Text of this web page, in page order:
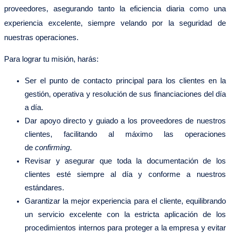
proveedores, asegurando tanto la eficiencia diaria como una
experiencia excelente, siempre velando por la seguridad de
nuestras operaciones.
Para lograr tu misión, harás:
Ser el punto de contacto principal para los clientes en la
gestión, operativa y resolución de sus financiaciones del día
a día.
Dar apoyo directo y guiado a los proveedores de nuestros
clientes, facilitando al máximo las operaciones
de confirming.
Revisar y asegurar que toda la documentación de los
clientes esté siempre al día y conforme a nuestros
estándares.
Garantizar la mejor experiencia para el cliente, equilibrando
un servicio excelente con la estricta aplicación de los
procedimientos internos para proteger a la empresa y evitar